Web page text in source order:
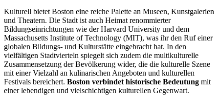
Kulturell bietet Boston eine reiche Palette an Museen, Kunstgalerien
und Theatern. Die Stadt ist auch Heimat renommierter
Bildungseinrichtungen wie der Harvard University und dem
Massachusetts Institute of Technology (MIT), was ihr den Ruf einer
globalen Bildungs- und Kulturstätte eingebracht hat. In den
vielfältigen Stadtvierteln spiegelt sich zudem die multikulturelle
Zusammensetzung der Bevölkerung wider, die die kulturelle Szene
mit einer Vielzahl an kulinarischen Angeboten und kulturellen
Festivals bereichert. Boston verbindet historische Bedeutung mit
einer lebendigen und vielschichtigen kulturellen Gegenwart.